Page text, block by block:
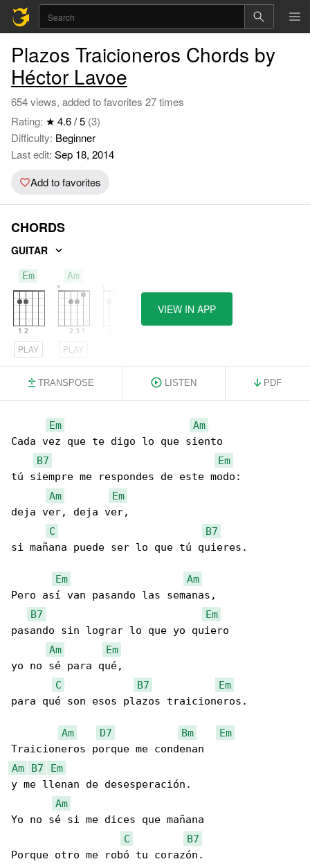
Plazos Traicioneros Chords by
Héctor Lavoe
654 views, added to favorites 27 times
Rating: ★ 4.6 / 5 (3)
Difficulty: Beginner
Last edit: Sep 18, 2014
Add to favorites
CHORDS
GUITAR
Em
PLAY
Am
PLAY
VIEW IN APP
TRANSPOSE LISTEN PDF
Em
Am
Cada vez que te digo lo que siento
B7
Em
tú siempre me respondes de este modo:
Am
Em
deja ver, deja ver,
C
B7
si mañana puede ser lo que tú quieres.
Em
Am
Pero así van pasando las semanas,
B7
Em
pasando sin lograr lo que yo quiero
Am
Em
yo no sé para qué,
C
B7
Em
para qué son esos plazos traicioneros.
Am D7 Bm
Em
Am
B7
Em
y me llenan de desesperación.
Am
Yo no sé si me dices que mañana
C
B7
Porque otro me robó tu corazón.